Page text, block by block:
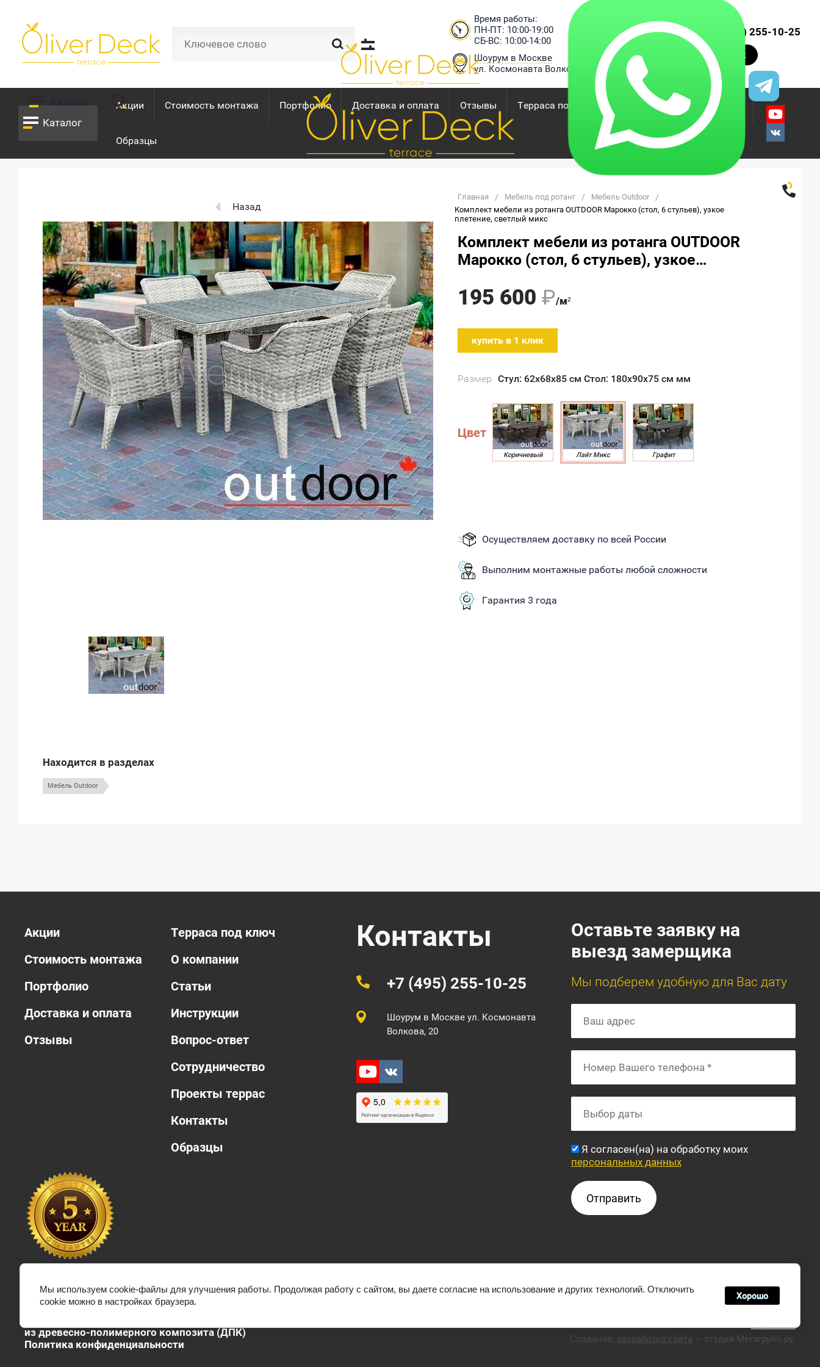
Время работы:
ПН-ПТ: 10:00-19:00
СБ-ВС: 10:00-14:00
Шоурум в Москве
ул. Космонавта Волкова, 20
+7 (495) 255-10-25
Заказать звонок
Каталог
Акции Стоимость монтажа Портфолио Доставка и оплата Отзывы Терраса под ключ О компании Контакты
Образцы
Назад
Главная / Мебель под ротанг / Мебель Outdoor /
Комплект мебели из ротанга OUTDOOR Марокко (стол, 6 стульев), узкое
плетение, светлый микс
Комплект мебели из ротанга OUTDOOR
Марокко (стол, 6 стульев), узкое
195 600 ₽/м²
купить в 1 клик
Размер Стул: 62x68x85 см Стол: 180x90x75 см мм
Цвет
Осуществляем доставку по всей России
Выполним монтажные работы любой сложности
Гарантия 3 года
Находится в разделах
Мебель Outdoor
Акции
Стоимость монтажа
Портфолио
Доставка и оплата
Отзывы
Терраса под ключ
О компании
Статьи
Инструкции
Вопрос-ответ
Сотрудничество
Проекты террас
Контакты
Образцы
Оставьте заявку на
выезд замерщика
Мы подберем удобную для Вас дату
Я согласен(на) на обработку моих
персональных данных
Отправить
Контакты
+7 (495) 255-10-25
Шоурум в Москвеул. Космонавта
Волкова, 20
из древесно-полимерного композита (ДПК)
Политика конфиденциальности
Создание, разработка сайта — студия Мегагрупп.ру.
Мы используем cookie-файлы для улучшения работы. Продолжая работу с сайтом, вы даете согласие на использование и других технологий. Отключить
cookie можно в настройках браузера.
Хорошо